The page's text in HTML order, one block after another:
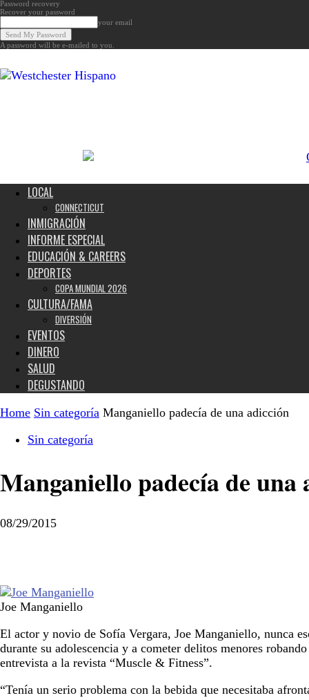
Password recovery
Recover your password
your email
A password will be e-mailed to you.
Noticias
LOCAL
CONNECTICUT
INMIGRACIÓN
INFORME ESPECIAL
EDUCACIÓN & CAREERS
DEPORTES
COPA MUNDIAL 2026
CULTURA/FAMA
DIVERSIÓN
EVENTOS
DINERO
SALUD
DEGUSTANDO
Home Sin categoría Manganiello padecía de una adicción
Sin categoría
Manganiello padecía de una
08/29/2015
Joe Manganiello
El actor y novio de Sofía Vergara, Joe Manganiello, nunca
durante su adolescencia y a cometer delitos menores
entrevista a la revista “Muscle & Fitness”.
“Tenía un serio problema con la bebida que necesitaba